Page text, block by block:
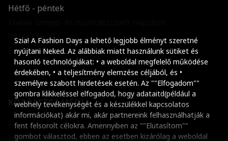
Szia! A Fashion Days a lehető legjobb élményt szeretné
nyújtani Neked. Az alábbiak miatt használunk sütiket és
hasonló technológiákat: • a weboldal megfelelő működése
érdekében, • a teljesítmény elemzése céljából, és •
személyre szabott hirdetések esetén. Az ""Elfogadom""
gombra klikkeléssel elfogadod, hogy adataitd(például a
webhely tevékenységét és a készülékkel kapcsolatos
információkat) akár mi, akár partnereink felhasználhatják a
fent felsorolt célokra. Amennyiben az ""Elutasítom""
gombot választod, ebben az esetben kizárólag a weboldal
Hétfő - péntek
08:00 - 16:30
E-mail küldése
KÖZÖSSÉGI MÉDIA
Facebook
Instagram
Szöveg méretének
Szóköz növelése
Szóköz csökkentése
Sortávolság
Sortávolság